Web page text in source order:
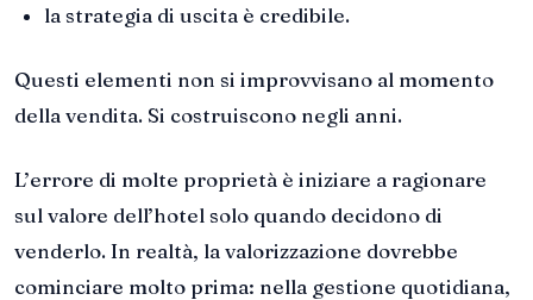
la strategia di uscita è credibile.
Questi elementi non si improvvisano al momento
della vendita. Si costruiscono negli anni.
L’errore di molte proprietà è iniziare a ragionare
sul valore dell’hotel solo quando decidono di
venderlo. In realtà, la valorizzazione dovrebbe
cominciare molto prima: nella gestione quotidiana,